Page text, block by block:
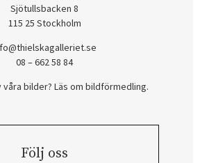
Sjötullsbacken 8
115 25 Stockholm
08 – 662 58 84
bilder? Läs om bildförmedling.
Följ oss